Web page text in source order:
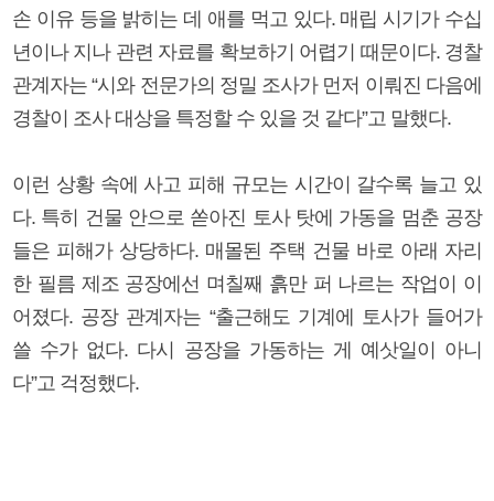
손 이유 등을 밝히는 데 애를 먹고 있다. 매립 시기가 수십
년이나 지나 관련 자료를 확보하기 어렵기 때문이다. 경찰
관계자는 “시와 전문가의 정밀 조사가 먼저 이뤄진 다음에
경찰이 조사 대상을 특정할 수 있을 것 같다”고 말했다.
이런 상황 속에 사고 피해 규모는 시간이 갈수록 늘고 있
다. 특히 건물 안으로 쏟아진 토사 탓에 가동을 멈춘 공장
들은 피해가 상당하다. 매몰된 주택 건물 바로 아래 자리
한 필름 제조 공장에선 며칠째 흙만 퍼 나르는 작업이 이
어졌다. 공장 관계자는 “출근해도 기계에 토사가 들어가
쓸 수가 없다. 다시 공장을 가동하는 게 예삿일이 아니
다”고 걱정했다.